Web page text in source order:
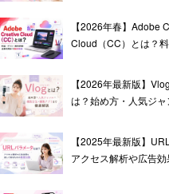
【2026年春】Adobe
Cloud（CC）とは？
【2026年最新版】
は？始め方・人気ジ
【2025年最新版】
アクセス解析や広告